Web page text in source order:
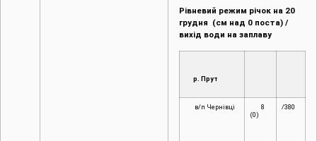
Рівневий режим річок на 20
грудня (см над 0 поста) /
вихід води на заплаву
р. Прут
в/п Чернівці
8
(0)
/380